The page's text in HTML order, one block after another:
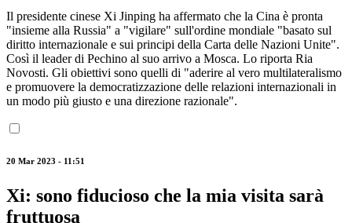
Il presidente cinese Xi Jinping ha affermato che la Cina è pronta
"insieme alla Russia" a "vigilare" sull'ordine mondiale "basato sul
diritto internazionale e sui principi della Carta delle Nazioni Unite".
Così il leader di Pechino al suo arrivo a Mosca. Lo riporta Ria
Novosti. Gli obiettivi sono quelli di "aderire al vero multilateralismo
e promuovere la democratizzazione delle relazioni internazionali in
un modo più giusto e una direzione razionale".
20 Mar 2023 - 11:51
Xi: sono fiducioso che la mia visita sarà
fruttuosa